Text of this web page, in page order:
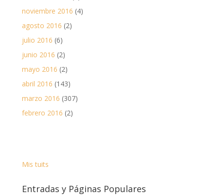
noviembre 2016 (4)
agosto 2016 (2)
julio 2016 (6)
junio 2016 (2)
mayo 2016 (2)
abril 2016 (143)
marzo 2016 (307)
febrero 2016 (2)
Mis tuits
Entradas y Páginas Populares